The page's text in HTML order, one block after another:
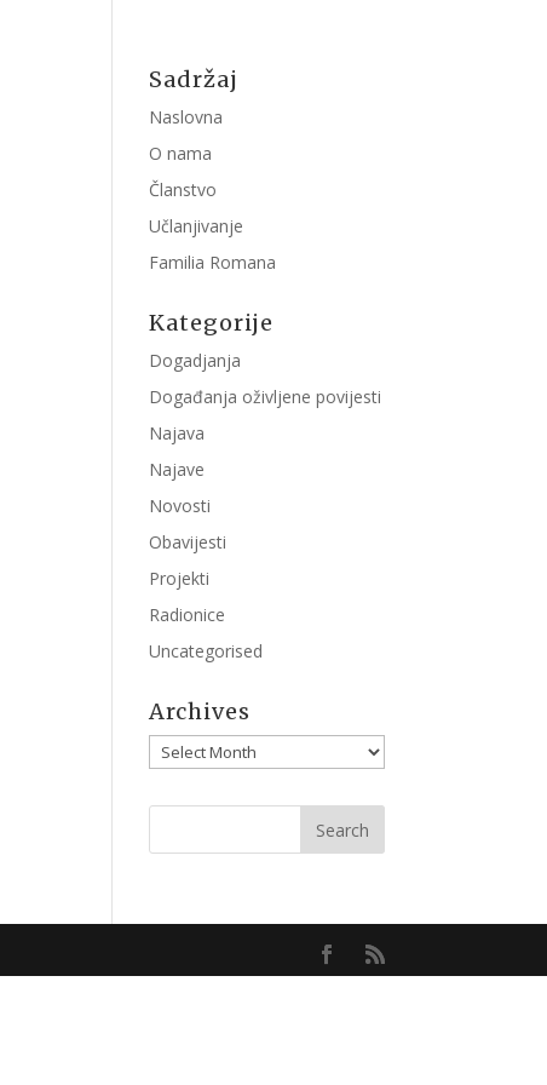
Sadržaj
Naslovna
O nama
Članstvo
Učlanjivanje
Familia Romana
Kategorije
Dogadjanja
Događanja oživljene povijesti
Najava
Najave
Novosti
Obavijesti
Projekti
Radionice
Uncategorised
Archives
Archives